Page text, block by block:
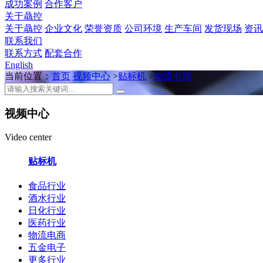
成功案例 合作客户
关于骉控
关于骉控 企业文化 荣誉资质 公司环境 生产车间 发货现场 资
联系我们
联系方式 配套合作
English
当前位置： 首页 视频中心 >贴标机 >物流电商
视频中心
Video center
贴标机
食品行业
酒水行业
日化行业
医药行业
物流电商
五金电子
更多行业